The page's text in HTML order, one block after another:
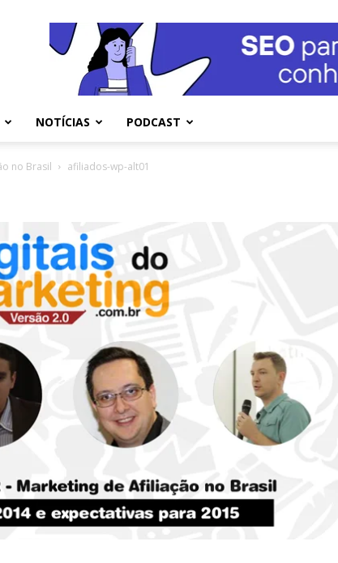
NOTÍCIAS PODCAST
no Brasil afiliados-wp-alt01